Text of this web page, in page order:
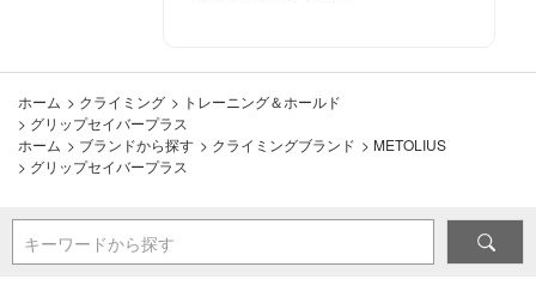
ホーム > クライミング > トレーニング＆ホールド
> グリップセイバープラス
ホーム > ブランドから探す > クライミングブランド > METOLIUS
> グリップセイバープラス
キーワードから探す